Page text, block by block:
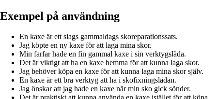
Exempel på användning
En kaxe är ett slags gammaldags skoreparationssats.
Jag köpte en ny kaxe för att laga mina skor.
Min farfar hade en fin gammal kaxe i sin verktygslåda.
Det är viktigt att ha en kaxe hemma för att kunna laga skor.
Jag behöver köpa en kaxe för att kunna laga mina skor själv.
En kaxe är ett bra verktyg att ha i skofixningslådan.
Jag önskar att jag hade en kaxe när min sko gick sönder.
Det är praktiskt att kunna använda en kaxe istället för att köpa